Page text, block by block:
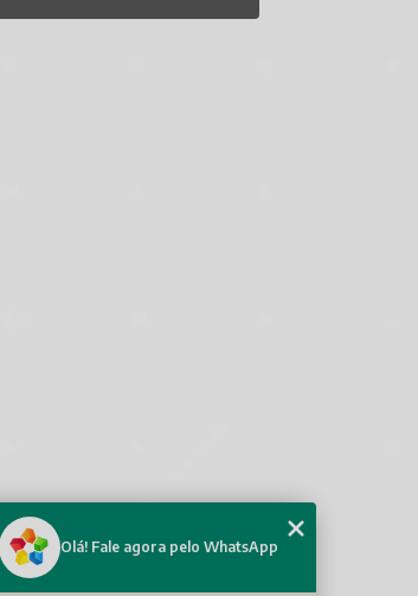
Olá! Fale agora pelo WhatsApp